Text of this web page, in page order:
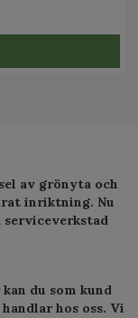
av grönyta och
inriktning. Nu
serviceverkstad
du som kund
hos oss. Vi